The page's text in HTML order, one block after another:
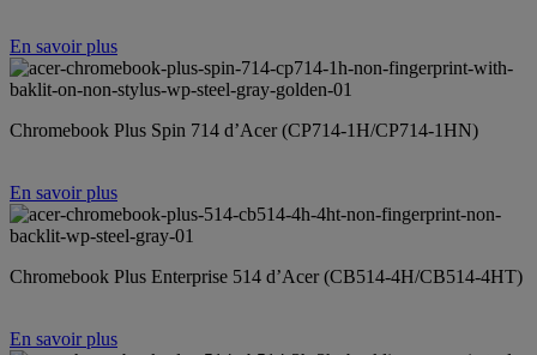
En savoir plus
Chromebook Plus Spin 714 d’Acer (CP714-1H/CP714-1HN)
En savoir plus
Chromebook Plus Enterprise 514 d’Acer (CB514-4H/CB514-4HT)
En savoir plus